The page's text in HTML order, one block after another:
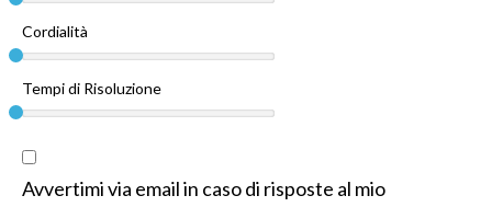
Cordialità
Tempi di Risoluzione
Avvertimi via email in caso di risposte al mio